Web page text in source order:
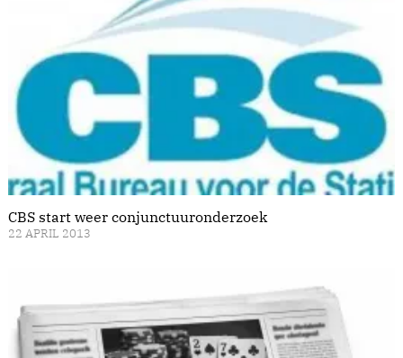
CBS start weer conjunctuuronderzoek
22 APRIL 2013